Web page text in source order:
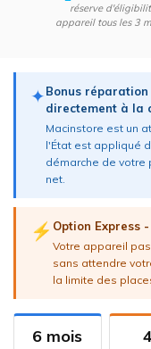
réserve
appareil tous les 3
✦Bonus
directement à la
Macinstore est un
l'État est appliqué
démarche de votre
net.
⚡ Option Express
Votre appareil
sans attendre
la limite des
6 mois